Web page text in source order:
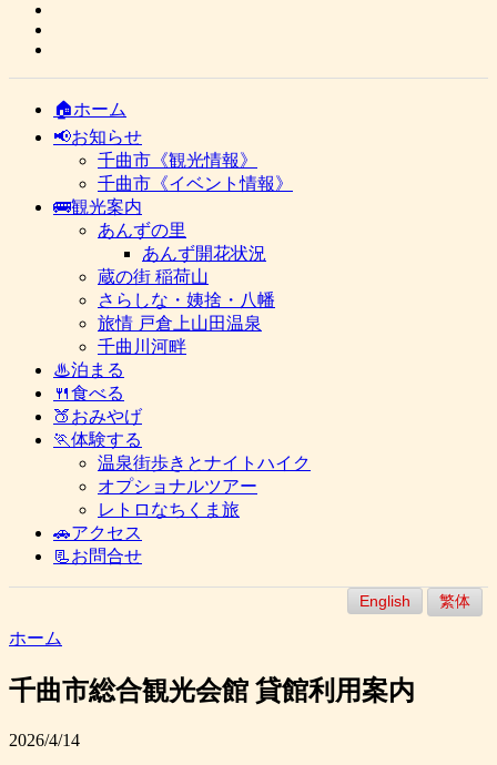
🏠ホーム
📢お知らせ
千曲市《観光情報》
千曲市《イベント情報》
🚌観光案内
あんずの里
あんず開花状況
蔵の街 稲荷山
さらしな・姨捨・八幡
旅情 戸倉上山田温泉
千曲川河畔
♨泊まる
🍴食べる
🍑おみやげ
🏃体験する
温泉街歩きとナイトハイク
オプショナルツアー
レトロなちくま旅
🚗アクセス
📃お問合せ
English 繁体
ホーム
千曲市総合観光会館 貸館利用案内
2026/4/14